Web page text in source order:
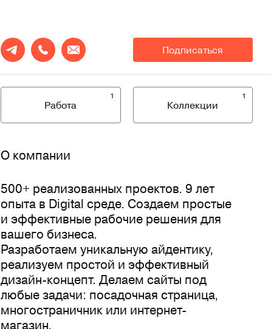
Подписаться
1
Работа
1
Коллекции
О компании
500+ реализованных проектов. 9 лет
опыта в Digital среде. Создаем простые
и эффективные рабочие решения для
вашего бизнеса.
Разработаем уникальную айдентику,
реализуем простой и эффективный
дизайн-концепт. Делаем сайты под
любые задачи: посадочная страница,
многостраничник или интернет-
магазин.